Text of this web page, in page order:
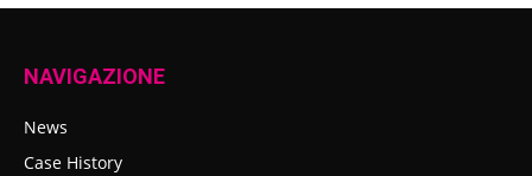
NAVIGAZIONE
News
Case History